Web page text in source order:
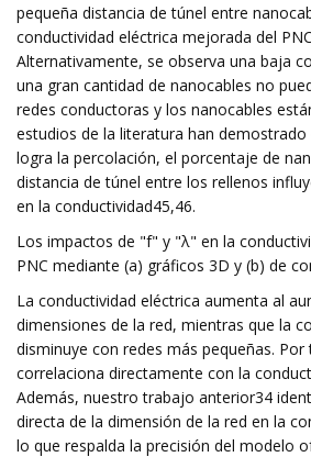
pequeña distancia de túnel entre
conductividad eléctrica mejorada del
Alternativamente, se observa una baja
una gran cantidad de nanocables no
redes conductoras y los nanocables
estudios de la literatura han demostrado
logra la percolación, el porcentaje de
distancia de túnel entre los rellenos
en la conductividad45,46.
Los impactos de "f" y "λ" en la
PNC mediante (a) gráficos 3D y (b) de
La conductividad eléctrica aumenta al
dimensiones de la red, mientras que la
disminuye con redes más pequeñas. Por
correlaciona directamente con la
Además, nuestro trabajo anterior34
directa de la dimensión de la red en la
lo que respalda la precisión del modelo